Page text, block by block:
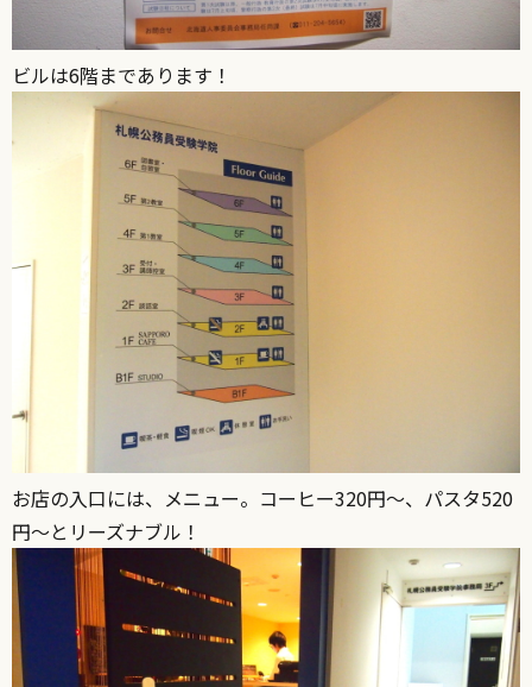
ビルは6階まであります！
お店の入口には、メニュー。コーヒー320円～、パスタ520
円～とリーズナブル！